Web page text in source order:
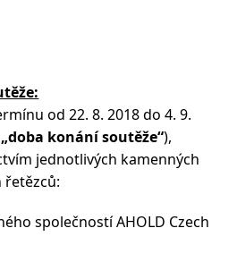
od 22. 8. 2018 do 4. 9.
„doba konání soutěže“),
jednotlivých kamenných
společností AHOLD Czech